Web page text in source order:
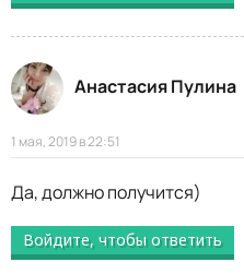
Анастасия Пулина
1 мая, 2019 в 22:51
Да, должно получится)
Войдите, чтобы ответить